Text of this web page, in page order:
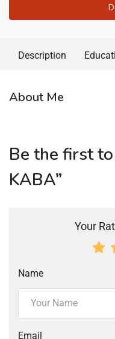
Description
About Me
Be the first
KABA”
Your
Name
Email